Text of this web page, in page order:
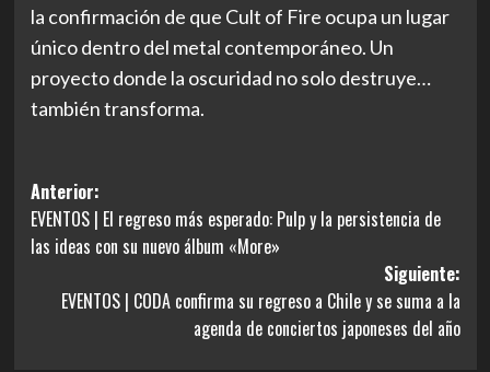
la confirmación de que Cult of Fire ocupa un lugar
único dentro del metal contemporáneo. Un
proyecto donde la oscuridad no solo destruye…
también transforma.
Navegación
de
entradas
Anterior:
EVENTOS | El regreso más esperado: Pulp y la persistencia de
las ideas con su nuevo álbum «More»
Siguiente:
EVENTOS | CODA confirma su regreso a Chile y se suma a la
agenda de conciertos japoneses del año